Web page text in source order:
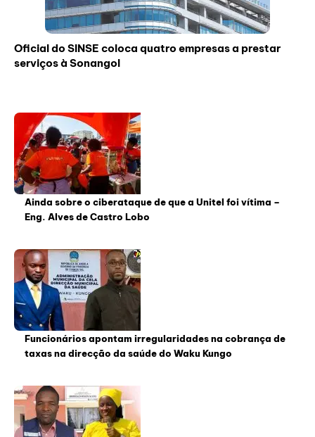
Oficial do SINSE coloca quatro empresas a prestar
serviços à Sonangol
Ainda sobre o ciberataque de que a Unitel foi vítima –
Eng. Alves de Castro Lobo
Funcionários apontam irregularidades na cobrança de
taxas na direcção da saúde do Waku Kungo